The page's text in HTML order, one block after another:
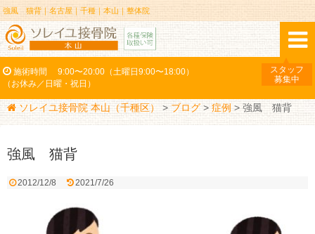
強風 猫背｜名古屋｜千種｜本山｜整体院
施術時間
9:00〜20:00（土曜日9:00〜18:00）
（お休み／日曜・祝日）
スタッフ
募集中
ソレイユ接骨院 本山（千種区） > ブログ >症例 >強風 猫背
強風 猫背
2012/12/8 2021/7/26